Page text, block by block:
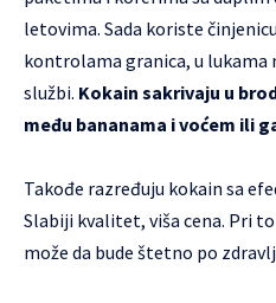
letovima. Sada koriste
kontrolama granica, u lukama
službi. Kokain sakrivaju u
među bananama i voćem ili
Takođe razređuju kokain sa
Slabiji kvalitet, viša cena. Pri
može da bude štetno po